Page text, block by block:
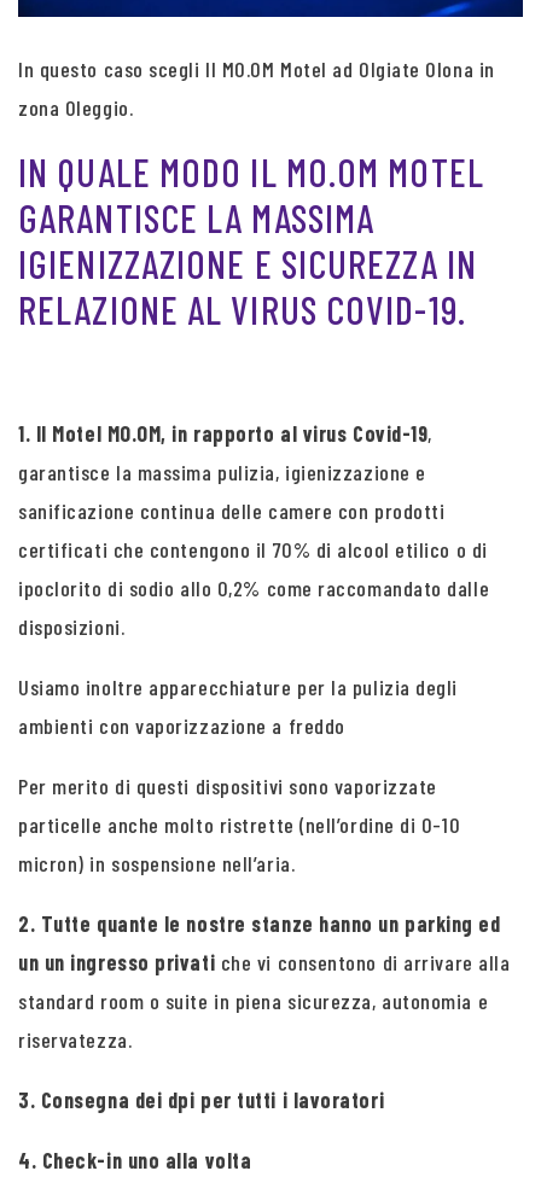
In questo caso scegli Il MO.OM Motel ad Olgiate Olona in
zona Oleggio.
IN QUALE MODO IL MO.OM MOTEL
GARANTISCE LA MASSIMA
IGIENIZZAZIONE E SICUREZZA IN
RELAZIONE AL VIRUS COVID-19.
1. Il Motel MO.OM, in rapporto al virus Covid-19,
garantisce la massima pulizia, igienizzazione e
sanificazione continua delle camere con prodotti
certificati che contengono il 70% di alcool etilico o di
ipoclorito di sodio allo 0,2% come raccomandato dalle
disposizioni.
Usiamo inoltre apparecchiature per la pulizia degli
ambienti con vaporizzazione a freddo
Per merito di questi dispositivi sono vaporizzate
particelle anche molto ristrette (nell’ordine di 0-10
micron) in sospensione nell’aria.
2. Tutte quante le nostre stanze hanno un parking ed
un un ingresso privati che vi consentono di arrivare alla
standard room o suite in piena sicurezza, autonomia e
riservatezza.
3. Consegna dei dpi per tutti i lavoratori
4. Check-in uno alla volta